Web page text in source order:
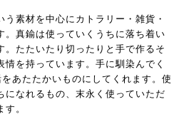
素材を中心にカトラリー・雑貨・
。真鍮は使っていくうちに落ち着い
。たたいたり切ったりと手で作るそ
を持っています。手に馴染んでく
あたたかいものにしてくれます。使
になれるもの、末永く使っていただ
。